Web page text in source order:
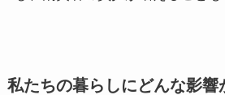
私たちの暮らしにどんな影響